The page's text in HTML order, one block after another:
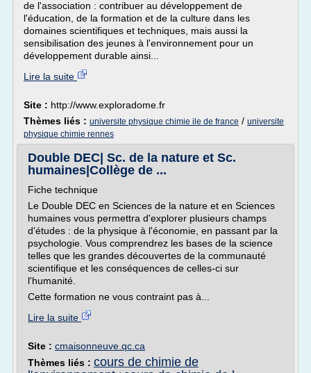
de l'association : contribuer au développement de
l'éducation, de la formation et de la culture dans les
domaines scientifiques et techniques, mais aussi la
sensibilisation des jeunes à l'environnement pour un
développement durable ainsi...
Lire la suite
Site : http://www.exploradome.fr
Thèmes liés : universite physique chimie ile de france / universite
physique chimie rennes
Double DEC| Sc. de la nature et Sc.
humaines|Collège de ...
Fiche technique
Le Double DEC en Sciences de la nature et en Sciences
humaines vous permettra d'explorer plusieurs champs
d'études : de la physique à l'économie, en passant par la
psychologie. Vous comprendrez les bases de la science
telles que les grandes découvertes de la communauté
scientifique et les conséquences de celles-ci sur
l'humanité.
Cette formation ne vous contraint pas à...
Lire la suite
Site : cmaisonneuve.qc.ca
Thèmes liés : cours de chimie de